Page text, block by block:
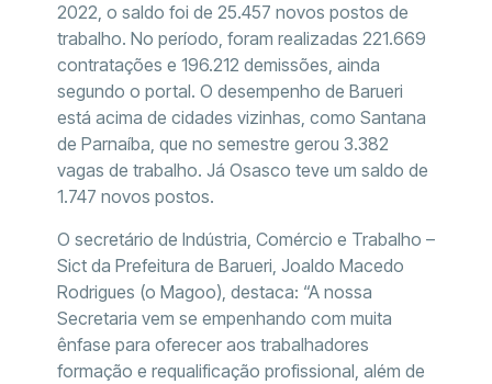
2022, o saldo foi de 25.457 novos postos de
trabalho. No período, foram realizadas 221.669
contratações e 196.212 demissões, ainda
segundo o portal. O desempenho de Barueri
está acima de cidades vizinhas, como Santana
de Parnaíba, que no semestre gerou 3.382
vagas de trabalho. Já Osasco teve um saldo de
1.747 novos postos.
O secretário de Indústria, Comércio e Trabalho –
Sict da Prefeitura de Barueri, Joaldo Macedo
Rodrigues (o Magoo), destaca: “A nossa
Secretaria vem se empenhando com muita
ênfase para oferecer aos trabalhadores
formação e requalificação profissional, além de